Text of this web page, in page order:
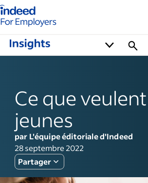
Indeed - Entreprises
Ce que
jeunes
par L'équipe éditoriale d'Indeed
28 septembre 2022
Partager